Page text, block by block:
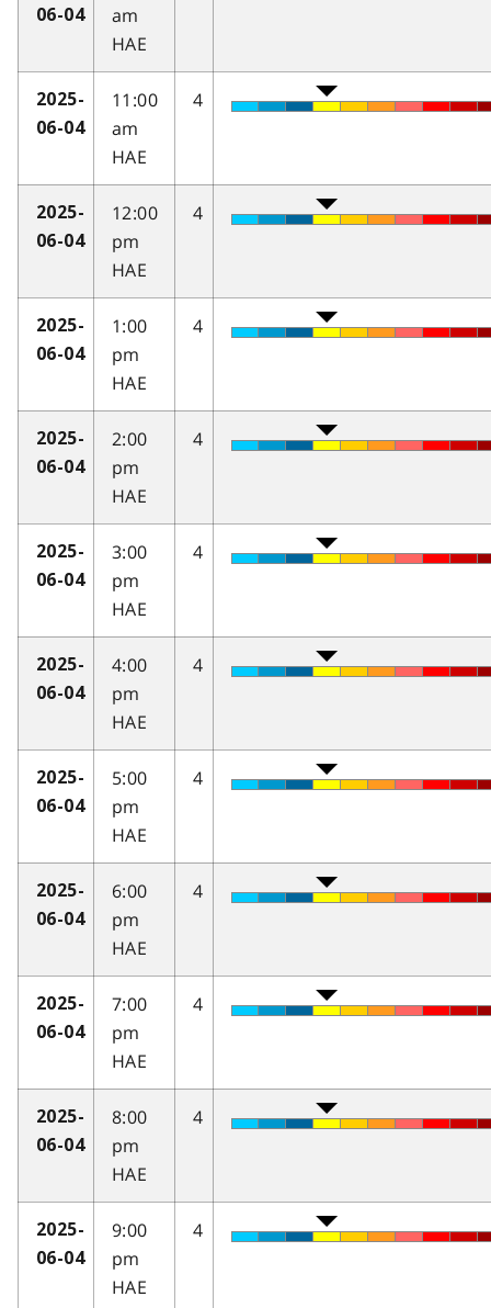
06-04
am
HAE
2025-
06-04
11:00
am
HAE
4
2025-
06-04
12:00
pm
HAE
4
2025-
06-04
1:00
pm
HAE
4
2025-
06-04
2:00
pm
HAE
4
2025-
06-04
3:00
pm
HAE
4
2025-
06-04
4:00
pm
HAE
4
2025-
06-04
5:00
pm
HAE
4
2025-
06-04
6:00
pm
HAE
4
2025-
06-04
7:00
pm
HAE
4
2025-
06-04
8:00
pm
HAE
4
2025-
06-04
9:00
pm
HAE
4